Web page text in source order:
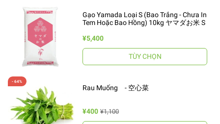
Gạo Yamada Loại S (Bao Trắng - Chưa In
Tem Hoặc Bao Hồng) 10kg ヤマダお米 S
¥5,400
TÙY CHỌN
Rau Muống - 空心菜
¥400 ¥1,100